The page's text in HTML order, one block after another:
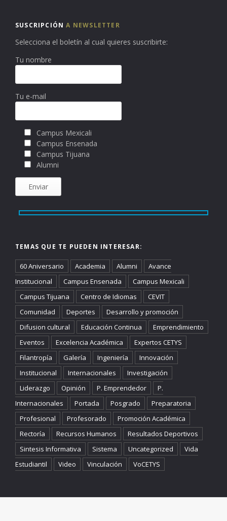
SUSCRIPCIÓNA NEWSLETTER
Selecciona el boletín al cual quieres suscribirte:
Tu nombre
Tu e-mail
Campus Mexicali
Campus Ensenada
Campus Tijuana
Alumni
TEMAS QUE TE PUEDEN INTERESAR:
60 Aniversario Academia Alumni
Avance
Institucional
Campus Ensenada
Campus Mexicali
Campus Tijuana
Centro de Idiomas
CEVIT
Comunidad
Deportes
Desarrollo y promoción
Difusion cultural
Educación Continua
Emprendimiento
Eventos
Excelencia Académica
Expertos CETYS
Filantropía
Galería Ingeniería
Innovación
Institucional
Internacionales
Investigación
Liderazgo
Opinión P. Emprendedor
P.
Internacionales
Portada Posgrado
Preparatoria
Profesional
Profesorado
Promoción Académica
Rectoría
Recursos Humanos
Resultados Deportivos
Sintesis Informativa
Sistema Uncategorized
Vida
Estudiantil
Video Vinculación VoCETYS